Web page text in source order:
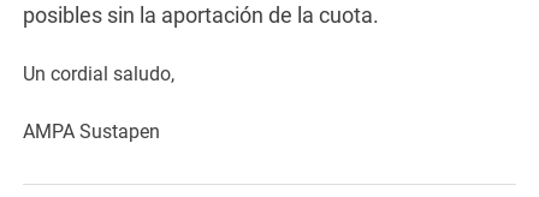
posibles sin la aportación de la cuota.
Un cordial saludo,
AMPA Sustapen